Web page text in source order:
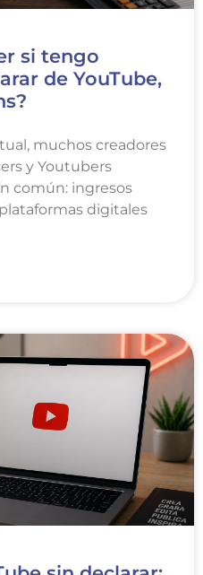
si tengo
de YouTube,
muchos creadores
y Youtubers
común: ingresos
digitales